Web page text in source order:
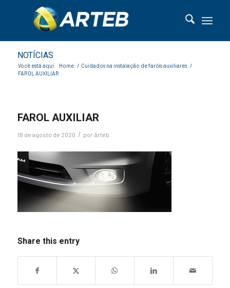
NOTÍCIAS
Você está aqui: Home / Cuidados na instalação de faróis auxiliares /
FAROL AUXILIAR
FAROL AUXILIAR
18 de agosto de 2020 / por Arteb
Share this entry